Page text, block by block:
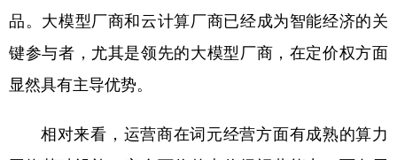
品。大模型厂商和云计算厂商已经成为智能经济的关
键参与者，尤其是领先的大模型厂商，在定价权方面
显然具有主导优势。
相对来看，运营商在词元经营方面有成熟的算力